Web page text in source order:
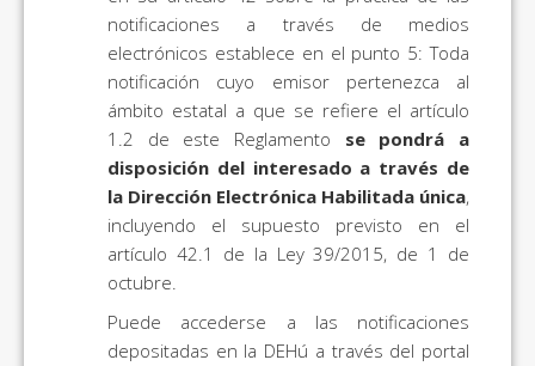
notificaciones a través de medios
electrónicos establece en el punto 5: Toda
notificación cuyo emisor pertenezca al
ámbito estatal a que se refiere el artículo
1.2 de este Reglamento se pondrá a
disposición del interesado a través de
la Dirección Electrónica Habilitada única,
incluyendo el supuesto previsto en el
artículo 42.1 de la Ley 39/2015, de 1 de
octubre.
Puede accederse a las notificaciones
depositadas en la DEHú a través del portal